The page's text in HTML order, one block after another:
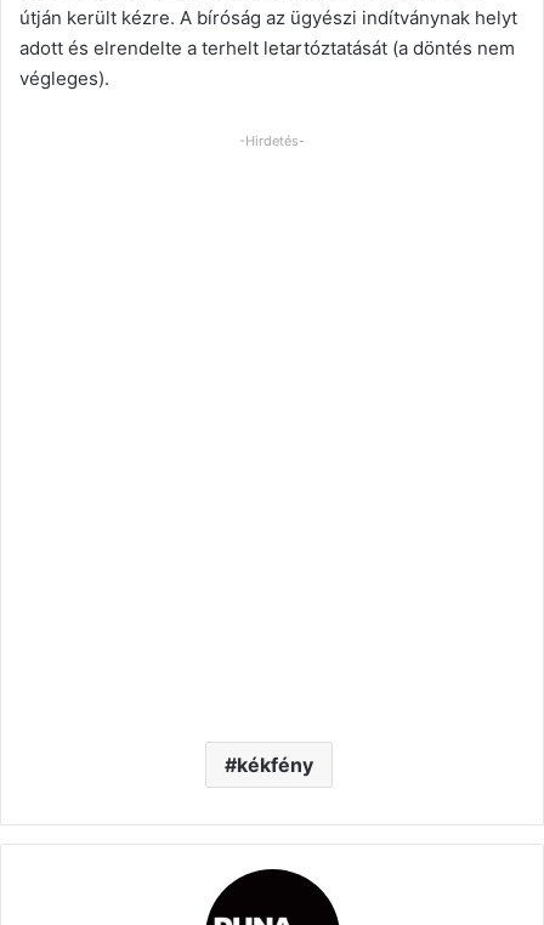
útján került kézre. A bíróság az ügyészi indítványnak helyt
adott és elrendelte a terhelt letartóztatását (a döntés nem
végleges).
-Hirdetés-
kékfény